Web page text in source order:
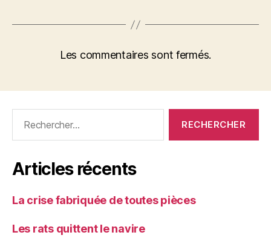
Les commentaires sont fermés.
Articles récents
La crise fabriquée de toutes pièces
Les rats quittent le navire